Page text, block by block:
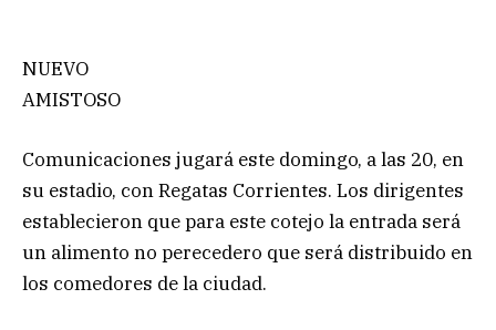
NUEVO
AMISTOSO
Comunicaciones jugará este domingo, a las 20, en
su estadio, con Regatas Corrientes. Los dirigentes
establecieron que para este cotejo la entrada será
un alimento no perecedero que será distribuido en
los comedores de la ciudad.